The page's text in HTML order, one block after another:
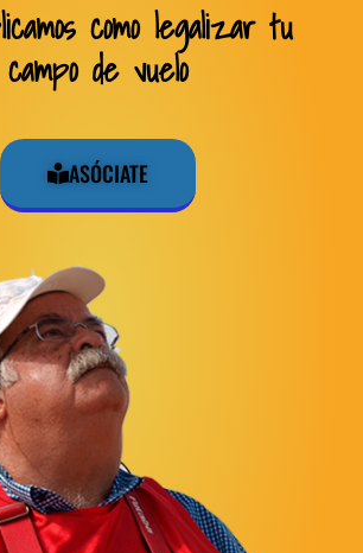
como legalizar tu
campo de vuelo
ASÓCIATE